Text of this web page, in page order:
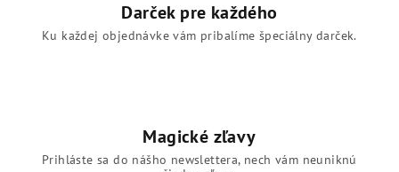
Darček pre každého
Ku každej objednávke vám pribalíme špeciálny darček.
Magické zľavy
Prihláste sa do nášho newslettera, nech vám neuniknú